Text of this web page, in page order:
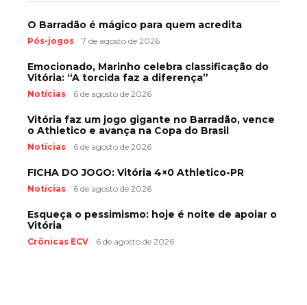
O Barradão é mágico para quem acredita
Pós-jogos 7 de agosto de 2026
Emocionado, Marinho celebra classificação do
Vitória: “A torcida faz a diferença”
Notícias 6 de agosto de 2026
Vitória faz um jogo gigante no Barradão, vence
o Athletico e avança na Copa do Brasil
Notícias 6 de agosto de 2026
FICHA DO JOGO: Vitória 4×0 Athletico-PR
Notícias 6 de agosto de 2026
Esqueça o pessimismo: hoje é noite de apoiar o
Vitória
Crônicas ECV 6 de agosto de 2026